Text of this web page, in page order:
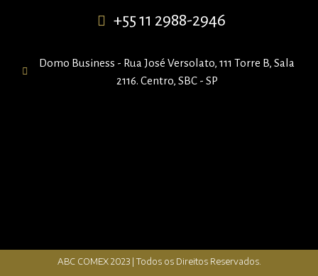
+55 11 2988-2946
Domo Business - Rua José Versolato, 111 Torre B, Sala
2116. Centro, SBC - SP
ABC COMEX 2023 | Todos os Direitos Reservados.